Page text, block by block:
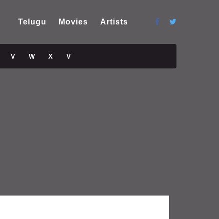
Telugu Movies Artists
V W X V